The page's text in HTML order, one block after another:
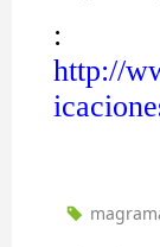
:
http://